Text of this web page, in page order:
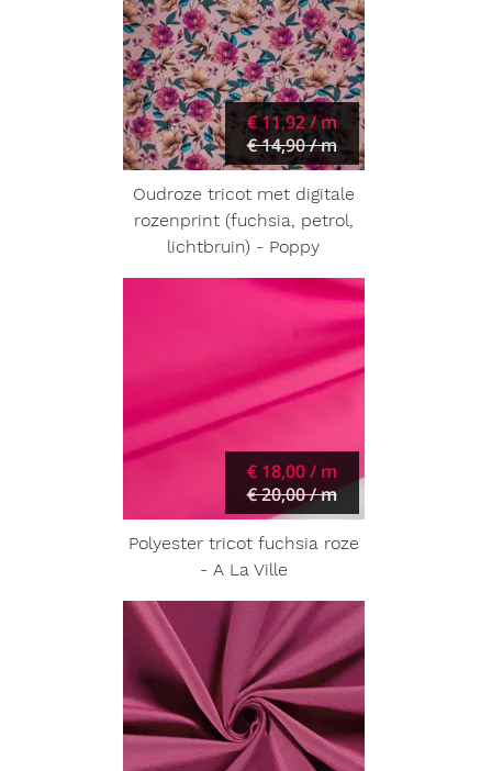
€ 11,92 / m
€ 14,90 / m
Oudroze tricot met digitale
rozenprint (fuchsia, petrol,
lichtbruin) - Poppy
€ 18,00 / m
€ 20,00 / m
Polyester tricot fuchsia roze
- A La Ville